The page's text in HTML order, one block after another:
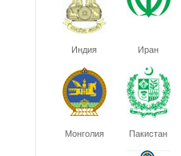
Индия Иран
Монголия Пакистан